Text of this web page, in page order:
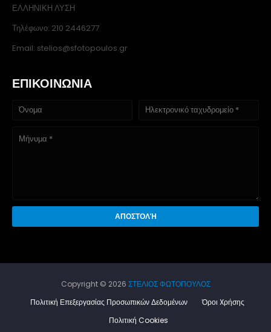
ΕΛΛΗΝΙΚΗ ΛΥΣΗ
Τηλέφωνο: 210 2446277
Email: stelios@sfotopoulos.gr
ΕΠΙΚΟΙΝΩΝΙΑ
Copyright © 2026 ΣΤΕΛΙΟΣ ΦΩΤΟΠΟΥΛΟΣ
Πολιτική Επεξεργασίας Προσωπικών Δεδομένων
Όροι Xρήσης
Πολιτική Cookies